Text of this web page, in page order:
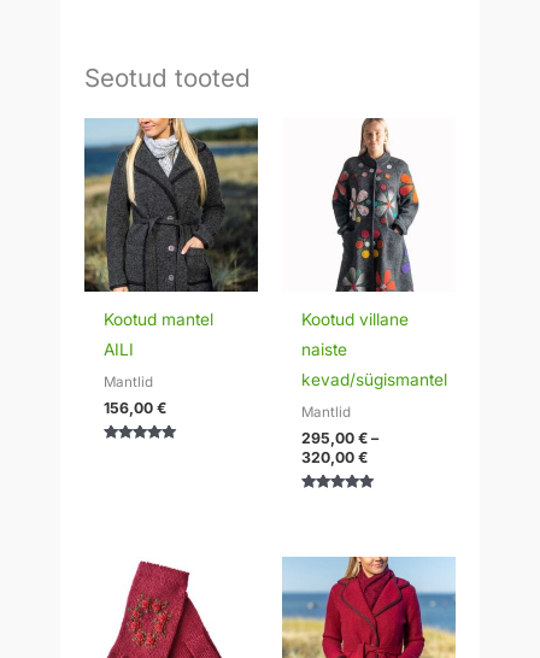
Seotud tooted
Kootud mantel
AILI
Mantlid
156,00€
Kootud villane
naiste
kevad/sügismantel
Mantlid
295,00€ –
320,00€
Hinnavahemik:
295,00 €
kuni
320,00 €